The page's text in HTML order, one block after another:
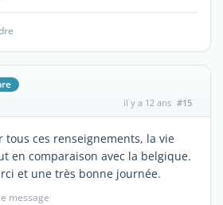
il y a 12 ans #15
ces renseignements, la vie
en comparaison avec la belgique.
et une très bonne journée.
message